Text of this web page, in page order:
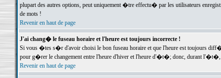
plupart des autres options, peut uniquement �tre effectu� par les utilisateurs
de mots !
Revenir en haut de page
J'ai chang� le fuseau horaire et l'heure est toujours incorrecte !
Si vous �tes s�r d'avoir choisi le bon fuseau horaire et que l'heure est toujours
pour g�rer le changement entre l'heure d'hiver et l'heure d'�t�; donc, durant
Revenir en haut de page